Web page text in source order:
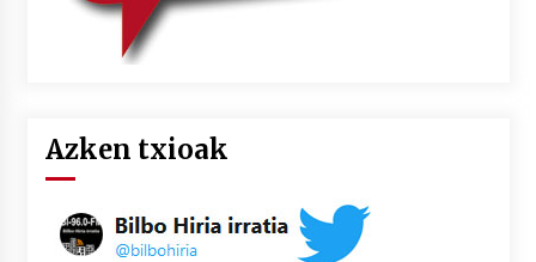
Azken txioak